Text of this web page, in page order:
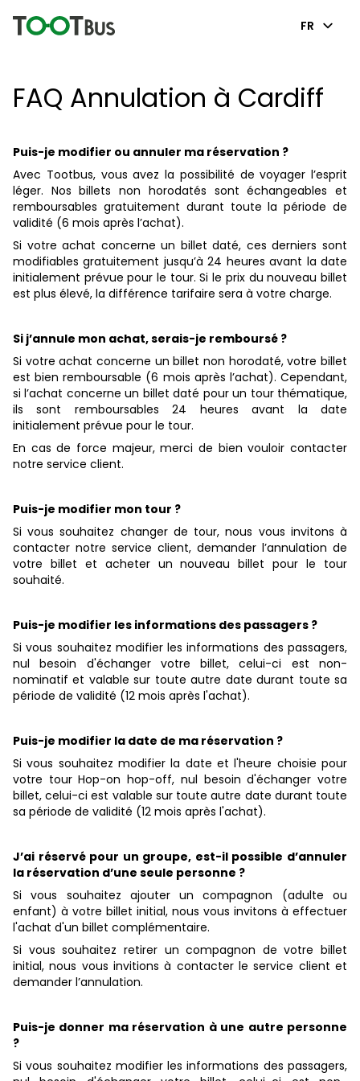
FR
FAQ Annulation à Cardiff
Puis-je modifier ou annuler ma réservation ?
Avec Tootbus, vous avez la possibilité de voyager l’esprit
léger. Nos billets non horodatés sont échangeables et
remboursables gratuitement durant toute la période de
validité (6 mois après l’achat).
Si votre achat concerne un billet daté, ces derniers sont
modifiables gratuitement jusqu’à 24 heures avant la date
initialement prévue pour le tour. Si le prix du nouveau billet
est plus élevé, la différence tarifaire sera à votre charge.
Si j’annule mon achat, serais-je remboursé ?
Si votre achat concerne un billet non horodaté, votre billet
est bien remboursable (6 mois après l’achat). Cependant,
si l’achat concerne un billet daté pour un tour thématique,
ils sont remboursables 24 heures avant la date
initialement prévue pour le tour.
En cas de force majeur, merci de bien vouloir contacter
notre service client.
Puis-je modifier mon tour ?
Si vous souhaitez changer de tour, nous vous invitons à
contacter notre service client, demander l’annulation de
votre billet et acheter un nouveau billet pour le tour
souhaité.
Puis-je modifier les informations des passagers ?
Si vous souhaitez modifier les informations des passagers,
nul besoin d'échanger votre billet, celui-ci est non-
nominatif et valable sur toute autre date durant toute sa
période de validité (12 mois après l'achat).
Puis-je modifier la date de ma réservation ?
Si vous souhaitez modifier la date et l'heure choisie pour
votre tour Hop-on hop-off, nul besoin d'échanger votre
billet, celui-ci est valable sur toute autre date durant toute
sa période de validité (12 mois après l'achat).
J’ai réservé pour un groupe, est-il possible d’annuler
la réservation d’une seule personne ?
Si vous souhaitez ajouter un compagnon (adulte ou
enfant) à votre billet initial, nous vous invitons à effectuer
l'achat d'un billet complémentaire.
Si vous souhaitez retirer un compagnon de votre billet
initial, nous vous invitions à contacter le service client et
demander l’annulation.
Puis-je donner ma réservation à une autre personne
?
Si vous souhaitez modifier les informations des passagers,